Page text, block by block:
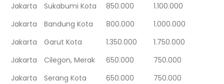
Jakarta
Sukabumi Kota 850.000
1.100.000
Jakarta
Bandung Kota 800.000
1.000.000
Jakarta
Garut Kota 1.350.000
1.750.000
Jakarta
Cilegon, Merak 650.000
750.000
Jakarta
Serang Kota 650.000
750.000